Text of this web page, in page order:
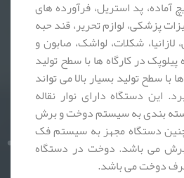
آماده، پد استریل، فرآورده های
پزشکی، لوازم تحریر، قند حبه
لازانیا، شکلات، لواشک، صابون و
در کارگاه ها با سطح تولید
با سطح تولید بسیار بالا می تواند
این دستگاه دارای نوار نقاله
بندی به سیستم دوخت و برش
دستگاه مجهز به سیستم فک
می باشد. دوخت در دستگاه
دوخت می باشد.